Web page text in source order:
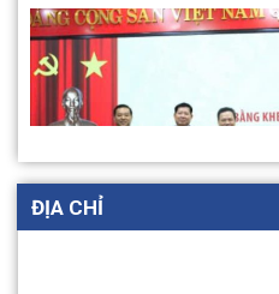
Trung tâm Chăm sóc và
tâm thần số 2 Hà Nội
Đáp nghĩa” nhân dịp kỷ
Ngành Lao động – Thương
ĐỊA CHỈ